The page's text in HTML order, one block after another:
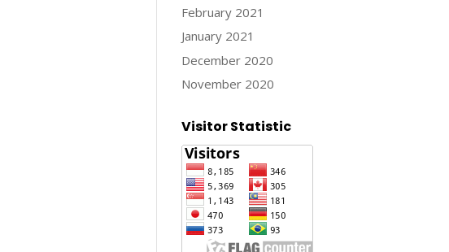
February 2021
January 2021
December 2020
November 2020
Visitor Statistic